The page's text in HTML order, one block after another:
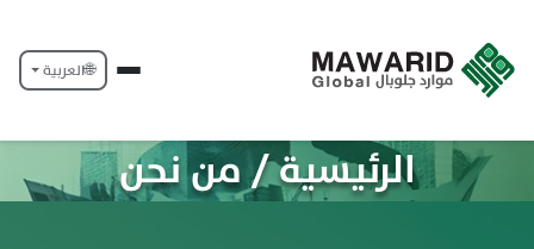
🌐العربية
الرئيسية / من نحن